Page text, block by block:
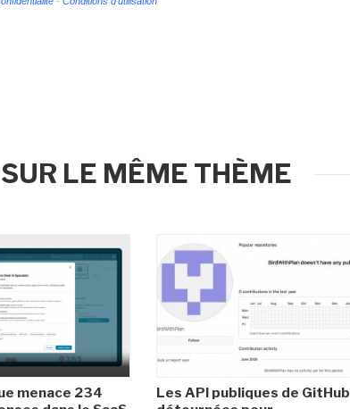
SUR LE MÊME THÈME
menace 234
Les API publiques de GitHub